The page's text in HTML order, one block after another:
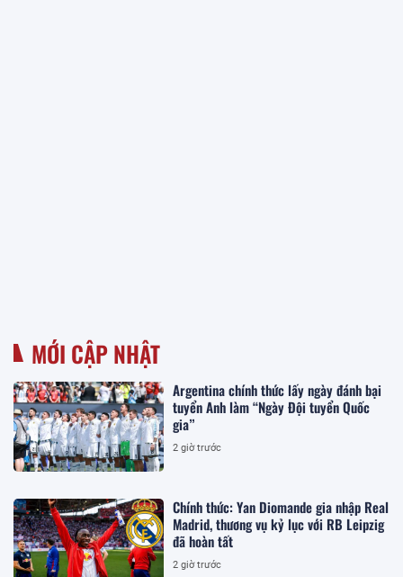
MỚI CẬP NHẬT
Argentina chính thức lấy ngày đánh bại
tuyển Anh làm “Ngày Đội tuyển Quốc
gia”
2 giờ trước
Chính thức: Yan Diomande gia nhập Real
Madrid, thương vụ kỷ lục với RB Leipzig
đã hoàn tất
2 giờ trước